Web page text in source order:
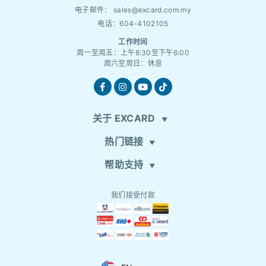
电子邮件： sales@excard.com.my
电话：604-4102105
工作时间
周一至周五：上午8:30至下午6:00
周六至周日：休息
关于 EXCARD
热门链接
帮助支持
我们接受付款